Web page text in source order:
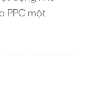
PPC một